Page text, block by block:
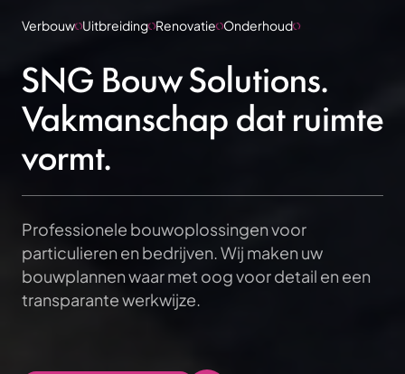
Verbouw Uitbreiding Renovatie Onderhoud
SNG Bouw Solutions.
Vakmanschap dat ruimte
vormt.
Professionele bouwoplossingen voor
particulieren en bedrijven. Wij maken uw
bouwplannen waar met oog voor detail en een
transparante werkwijze.